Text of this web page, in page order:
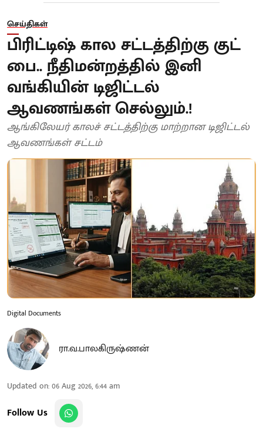
செய்திகள்
பிரிட்டிஷ் கால சட்டத்திற்கு குட்
பை.. நீதிமன்றத்தில் இனி
வங்கியின் டிஜிட்டல்
ஆவணங்கள் செல்லும்.!
ஆங்கிலேயர் காலச் சட்டத்திற்கு மாற்றான டிஜிட்டல்
ஆவணங்கள் சட்டம்
Digital Documents
ரா.வ.பாலகிருஷ்ணன்
Updated on:06 Aug 2026, 6:44 am
Follow Us